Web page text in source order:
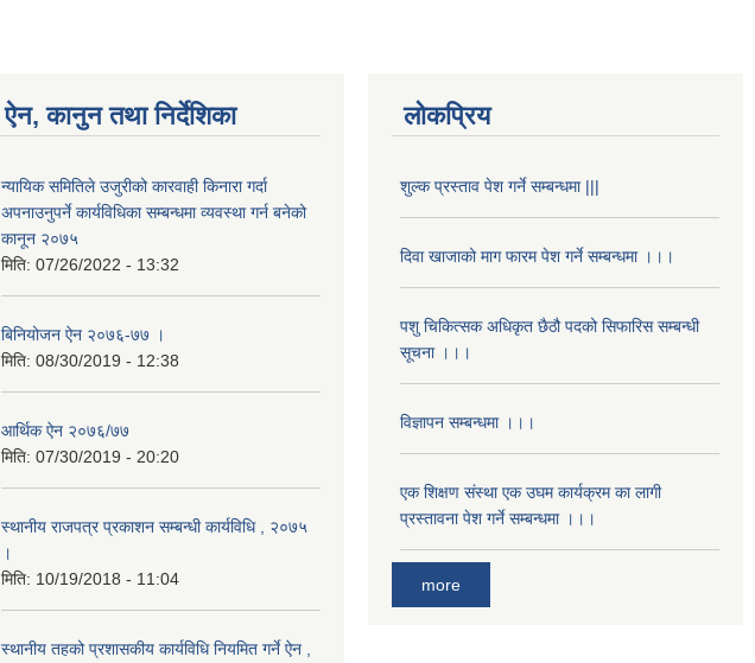
ऐन, कानुन तथा निर्देशिका
न्यायिक समितिले उजुरीको कारवाही किनारा गर्दा
अपनाउनुपर्ने कार्यविधिका सम्बन्धमा व्यवस्था गर्न बनेको
कानून २०७५
मिति: 07/26/2022 - 13:32
बिनियोजन ऐन २०७६-७७ ।
मिति: 08/30/2019 - 12:38
आर्थिक ऐन २०७६/७७
मिति: 07/30/2019 - 20:20
स्थानीय राजपत्र प्रकाशन सम्बन्धी कार्यविधि , २०७५
।
मिति: 10/19/2018 - 11:04
स्थानीय तहको प्रशासकीय कार्यविधि नियमित गर्ने ऐन ,
लोकप्रिय
शुल्क प्रस्ताव पेश गर्ने सम्बन्धमा |||
दिवा खाजाको माग फारम पेश गर्ने सम्बन्धमा ।।।
पशु चिकित्सक अधिकृत छैठौ पदको सिफारिस सम्बन्धी
सूचना ।।।
विज्ञापन सम्बन्धमा ।।।
एक शिक्षण संस्था एक उघम कार्यक्रम का लागी
प्रस्तावना पेश गर्ने सम्बन्धमा ।।।
more